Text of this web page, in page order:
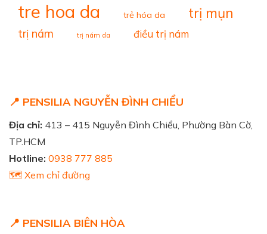
tre hoa da trẻ hóa da trị mụn
trị nám trị nám da điều trị nám
📍 PENSILIA NGUYỄN ĐÌNH CHIỂU
Địa chỉ: 413 – 415 Nguyễn Đình Chiểu, Phường Bàn Cờ,
TP.HCM
Hotline: 0938 777 885
🗺️ Xem chỉ đường
📍 PENSILIA BIÊN HÒA